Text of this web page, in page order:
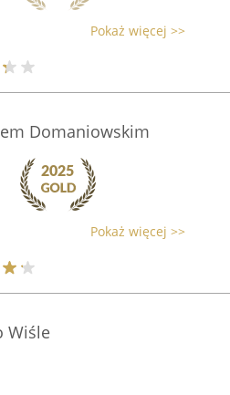
Pokaż więcej >>
Domaniowskim
Pokaż więcej >>
Wiśle